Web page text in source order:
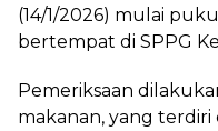
(14/1/2026) mulai
bertempat di SPPG
Pemeriksaan
makanan, yang